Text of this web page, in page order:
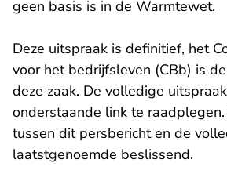
geen basis is in de Warmtewet.
Deze uitspraak is definitief, het
voor het bedrijfsleven (CBb) is
deze zaak. De volledige
onderstaande link te
tussen dit persbericht en de
laatstgenoemde beslissend.